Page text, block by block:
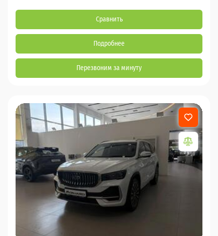
Сравнить
Подробнее
Перезвоним за минуту